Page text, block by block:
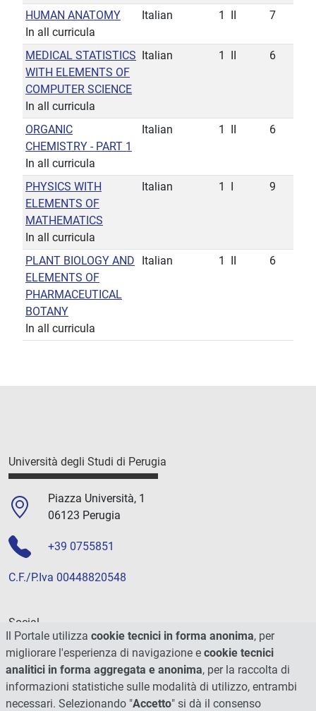
HUMAN ANATOMY
In all curricula
Italian 1 7
MEDICAL STATISTICS
WITH ELEMENTS OF
COMPUTER SCIENCE
In all curricula
Italian 1 6
ORGANIC
CHEMISTRY - PART 1
In all curricula
Italian 1 6
PHYSICS WITH
ELEMENTS OF
MATHEMATICS
In all curricula
Italian 1 9
PLANT BIOLOGY AND
ELEMENTS OF
PHARMACEUTICAL
BOTANY
In all curricula
Italian 1 6
Università degli Studi di Perugia
Piazza Università, 1
06123 Perugia
+39 0755851
C.F./P.Iva 00448820548
Social
Il Portale utilizza cookie tecnici in forma anonima, per
migliorare l'esperienza di navigazione e cookie tecnici
analitici in forma aggregata e anonima, per la raccolta di
informazioni statistiche sulle modalità di utilizzo, entrambi
necessari. Selezionando "Accetto" si dà il consenso